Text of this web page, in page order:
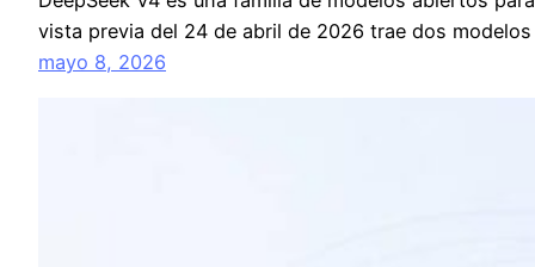
vista previa del 24 de abril de 2026 trae dos
mayo 8, 2026